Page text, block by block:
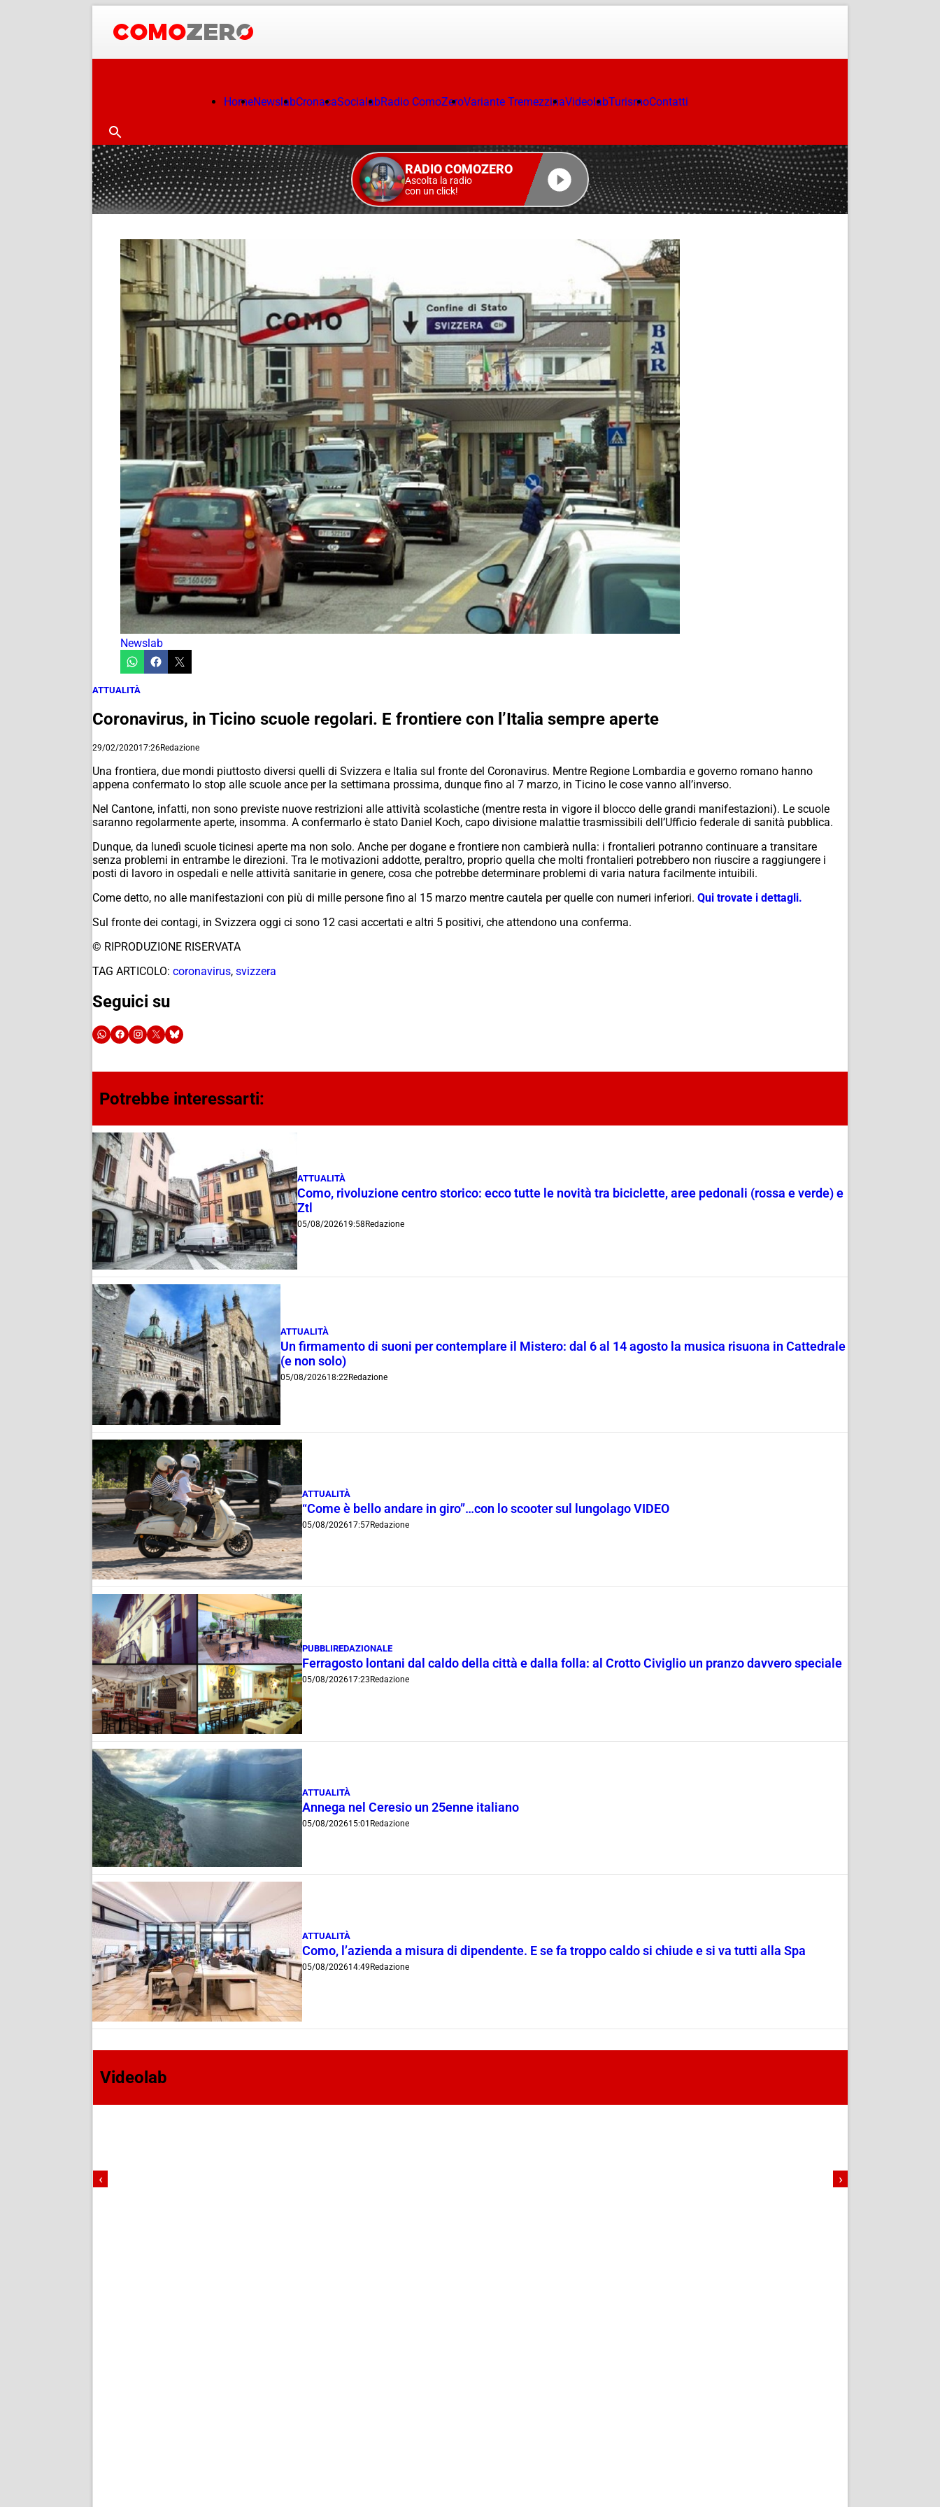
HomeNewslabCronacaSocialabRadio ComoZeroVariante TremezzinaVideolabTurismoContatti
RADIO COMOZERO
Ascolta la radio
con un click!
Newslab
ATTUALITÀ
Coronavirus, in Ticino scuole regolari. E frontiere con l’Italia sempre aperte
29/02/202017:26Redazione
Una frontiera, due mondi piuttosto diversi quelli di Svizzera e Italia sul fronte del Coronavirus. Mentre Regione Lombardia e governo romano hanno
appena confermato lo stop alle scuole ance per la settimana prossima, dunque fino al 7 marzo, in Ticino le cose vanno all’inverso.
Nel Cantone, infatti, non sono previste nuove restrizioni alle attività scolastiche (mentre resta in vigore il blocco delle grandi manifestazioni). Le scuole
saranno regolarmente aperte, insomma. A confermarlo è stato Daniel Koch, capo divisione malattie trasmissibili dell’Ufficio federale di sanità pubblica.
Dunque, da lunedì scuole ticinesi aperte ma non solo. Anche per dogane e frontiere non cambierà nulla: i frontalieri potranno continuare a transitare
senza problemi in entrambe le direzioni. Tra le motivazioni addotte, peraltro, proprio quella che molti frontalieri potrebbero non riuscire a raggiungere i
posti di lavoro in ospedali e nelle attività sanitarie in genere, cosa che potrebbe determinare problemi di varia natura facilmente intuibili.
Come detto, no alle manifestazioni con più di mille persone fino al 15 marzo mentre cautela per quelle con numeri inferiori. Qui trovate i dettagli.
Sul fronte dei contagi, in Svizzera oggi ci sono 12 casi accertati e altri 5 positivi, che attendono una conferma.
© RIPRODUZIONE RISERVATA
TAG ARTICOLO: coronavirus, svizzera
Seguici su
Potrebbe interessarti:
ATTUALITÀ
Como, rivoluzione centro storico: ecco tutte le novità tra biciclette, aree pedonali (rossa e verde) e
Ztl
05/08/202619:58Redazione
ATTUALITÀ
Un firmamento di suoni per contemplare il Mistero: dal 6 al 14 agosto la musica risuona in Cattedrale
(e non solo)
05/08/202618:22Redazione
ATTUALITÀ
“Come è bello andare in giro”…con lo scooter sul lungolago VIDEO
05/08/202617:57Redazione
PUBBLIREDAZIONALE
Ferragosto lontani dal caldo della città e dalla folla: al Crotto Civiglio un pranzo davvero speciale
05/08/202617:23 Redazione
ATTUALITÀ
Annega nel Ceresio un 25enne italiano
05/08/202615:01 Redazione
ATTUALITÀ
Como, l’azienda a misura di dipendente. E se fa troppo caldo si chiude e si va tutti alla Spa
05/08/202614:49 Redazione
Videolab
‹ ›